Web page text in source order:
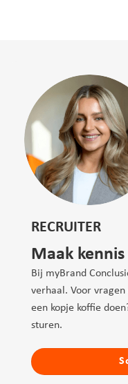
RECRUITER
Maak
Bij myBrand
verhaal. Voor
een kopje koffie
sturen.